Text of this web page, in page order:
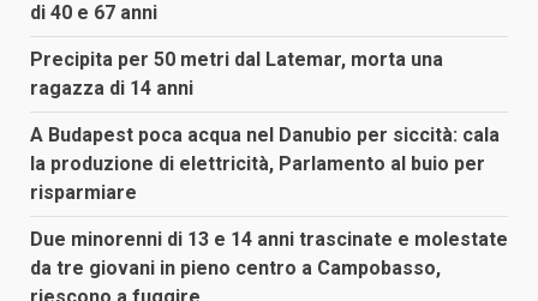
di 40 e 67 anni
Precipita per 50 metri dal Latemar, morta una
ragazza di 14 anni
A Budapest poca acqua nel Danubio per siccità: cala
la produzione di elettricità, Parlamento al buio per
risparmiare
Due minorenni di 13 e 14 anni trascinate e molestate
da tre giovani in pieno centro a Campobasso,